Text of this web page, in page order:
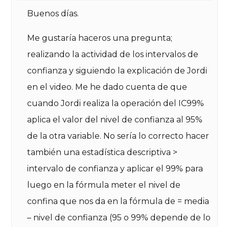
Buenos días.
Me gustaría haceros una pregunta;
realizando la actividad de los intervalos de
confianza y siguiendo la explicación de Jordi
en el video. Me he dado cuenta de que
cuando Jordi realiza la operación del IC99%
aplica el valor del nivel de confianza al 95%
de la otra variable. No sería lo correcto hacer
también una estadística descriptiva >
intervalo de confianza y aplicar el 99% para
luego en la fórmula meter el nivel de
confina que nos da en la fórmula de = media
– nivel de confianza (95 o 99% depende de lo